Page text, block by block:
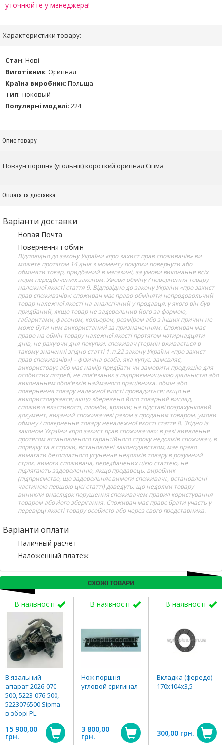
уточнюйте у менеджера!
Характеристики товару:
Стан: Нові
Виготівник: Оригінал
Країна виробник: Польща
Тип: Тюковый
Популярні моделі: 224
Опис товару
Повзун поршня (угольнік) короткий оригінал Сіпма
Оплата та доставка
Варіанти доставки
Новая Почта
Повернення і обмін
Відповідно до закону України «про захист прав споживачів» ви
можете протягом 14 днів з моменту покупки повернути або
обміняти товар, придбаний в магазині, за умови виконання всіх
норм передбачених законом. Умови обміну / повернення товару
належної якості стаття 9. Відповідно до закону України «про захист
прав споживачів»: споживач має право обміняти непродовольчий
товар належної якості на аналогічний у продавця, у якого він був
придбаний, якщо товар не задовольнив його за формою,
габаритами, фасоном, кольором, розміром або з інших причин не
може бути ним використаний за призначенням. Споживач має
право на обмін товару належної якості протягом чотирнадцяти
днів, не рахуючи дня покупки. споживач (термін вживається в
такому значенні згідно статті 1. п.22 закону України «про захист
прав споживачів») – фізична особа, яка купує, замовляє,
використовує або має намір придбати чи замовити продукцію для
особистих потреб, не пов’язаних з підприємницькою діяльністю або
виконанням обов’язків найманого працівника. обмін або
повернення товару належної якості провадиться: якщо не
використовувався; якщо збережено його товарний вигляд,
споживчі властивості, пломби, ярлики; на підставі розрахунковий
документ, виданий споживачеві разом з проданим товаром. умови
обміну / повернення товару неналежної якості стаття 8. Згідно із
законом України «про захист прав споживачів»: в разі виявлення
протягом встановленого гарантійного строку недоліків споживач, в
порядку та в строки, встановлені законодавством, має право
вимагати безоплатного усунення недоліків товару в розумний
строк. вимоги споживача, передбачених цією статтею, не
підлягають задоволенню, якщо продавець, виробник
(підприємство, що задовольняє вимоги споживача, встановлені
частиною першою цієї статті) доведуть, що недоліки товару
виникли внаслідок порушення споживачем правил користування
товаром або його зберігання. Споживач має право брати участь у
перевірці якості товару особисто або через свого представника.
Варіанти оплати
Наличный расчёт
Наложенный платеж
СХОЖІ ТОВАРИ
В наявності
В'язальний
апарат 2026-070-
500, 5223-076-500,
5223076500 Sipma -
в зборі PL
15 900,00
грн.
В наявності
Нож поршня
угловой оригинал
3 800,00
грн.
В наявності
Вкладка (фередо)
170х104х3,5
300,00 грн.